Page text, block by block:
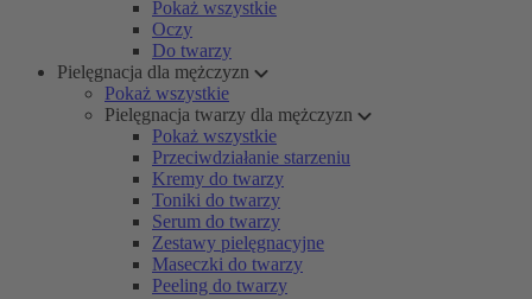
Pokaż wszystkie
Oczy
Do twarzy
Pielęgnacja dla mężczyzn
Pokaż wszystkie
Pielęgnacja twarzy dla mężczyzn
Pokaż wszystkie
Przeciwdziałanie starzeniu
Kremy do twarzy
Toniki do twarzy
Serum do twarzy
Zestawy pielęgnacyjne
Maseczki do twarzy
Peeling do twarzy